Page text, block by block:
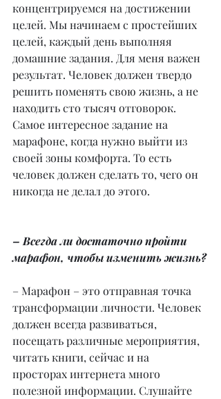
концентрируемся на достижении
целей. Мы начинаем с простейших
целей, каждый день выполняя
домашние задания. Для меня важен
результат. Человек должен твердо
решить поменять свою жизнь, а не
находить сто тысяч отговорок.
Самое интересное задание на
марафоне, когда нужно выйти из
своей зоны комфорта. То есть
человек должен сделать то, чего он
никогда не делал до этого.
– Всегда ли достаточно пройти
марафон, чтобы изменить жизнь?
– Марафон – это отправная точка
трансформации личности. Человек
должен всегда развиваться,
посещать различные мероприятия,
читать книги, сейчас и на
просторах интернета много
полезной информации. Слушайте